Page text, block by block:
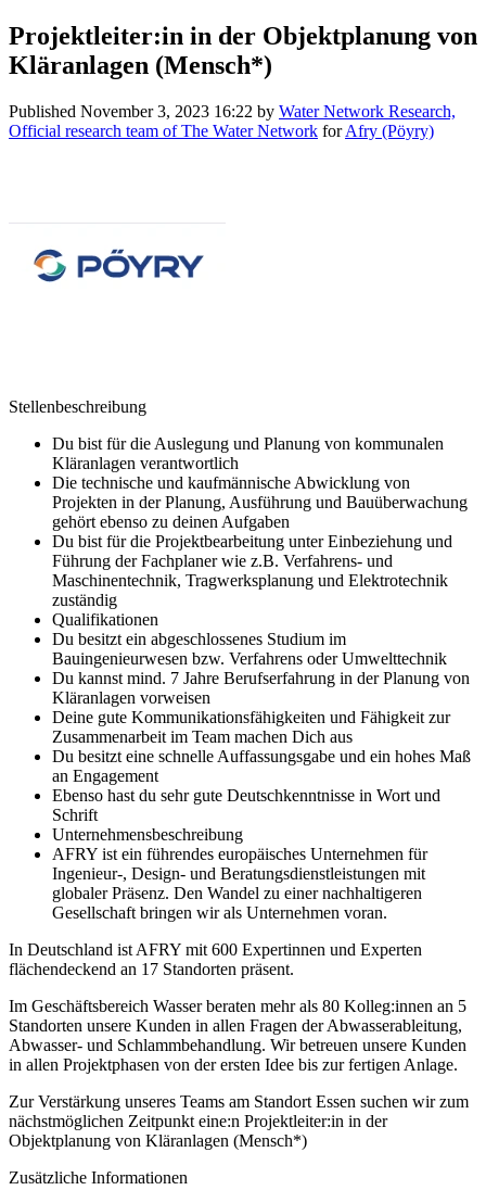
Projektleiter:in in der Objektplanung von
Kläranlagen (Mensch*)
Published November 3, 2023 16:22 by Water Network Research,
Official research team of The Water Network forAfry (Pöyry)
Stellenbeschreibung
Du bist für die Auslegung und Planung von kommunalen
Kläranlagen verantwortlich
Die technische und kaufmännische Abwicklung von
Projekten in der Planung, Ausführung und Bauüberwachung
gehört ebenso zu deinen Aufgaben
Du bist für die Projektbearbeitung unter Einbeziehung und
Führung der Fachplaner wie z.B. Verfahrens- und
Maschinentechnik, Tragwerksplanung und Elektrotechnik
zuständig
Qualifikationen
Du besitzt ein abgeschlossenes Studium im
Bauingenieurwesen bzw. Verfahrens oder Umwelttechnik
Du kannst mind. 7 Jahre Berufserfahrung in der Planung von
Kläranlagen vorweisen
Deine gute Kommunikationsfähigkeiten und Fähigkeit zur
Zusammenarbeit im Team machen Dich aus
Du besitzt eine schnelle Auffassungsgabe und ein hohes Maß
an Engagement
Ebenso hast du sehr gute Deutschkenntnisse in Wort und
Schrift
Unternehmensbeschreibung
AFRY ist ein führendes europäisches Unternehmen für
Ingenieur-, Design- und Beratungsdienstleistungen mit
globaler Präsenz. Den Wandel zu einer nachhaltigeren
Gesellschaft bringen wir als Unternehmen voran.
In Deutschland ist AFRY mit 600 Expertinnen und Experten
flächendeckend an 17 Standorten präsent.
Im Geschäftsbereich Wasser beraten mehr als 80 Kolleg:innen an 5
Standorten unsere Kunden in allen Fragen der Abwasserableitung,
Abwasser- und Schlammbehandlung. Wir betreuen unsere Kunden
in allen Projektphasen von der ersten Idee bis zur fertigen Anlage.
Zur Verstärkung unseres Teams am Standort Essen suchen wir zum
nächstmöglichen Zeitpunkt eine:n Projektleiter:in in der
Objektplanung von Kläranlagen (Mensch*)
Zusätzliche Informationen